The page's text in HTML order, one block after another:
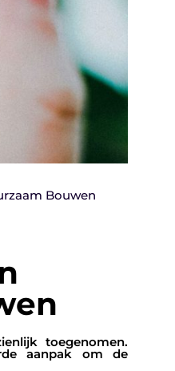
Bouwen
toegenomen.
aanpak om de